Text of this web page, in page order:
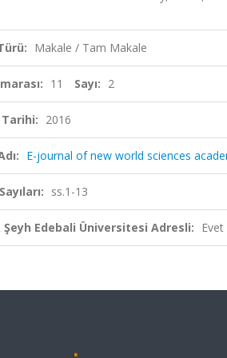
Makale / Tam Makale
11 Sayı: 2
Tarihi: 2016
E-journal of new world sciences
ss.1-13
Şeyh Edebali Üniversitesi Adresli: Evet